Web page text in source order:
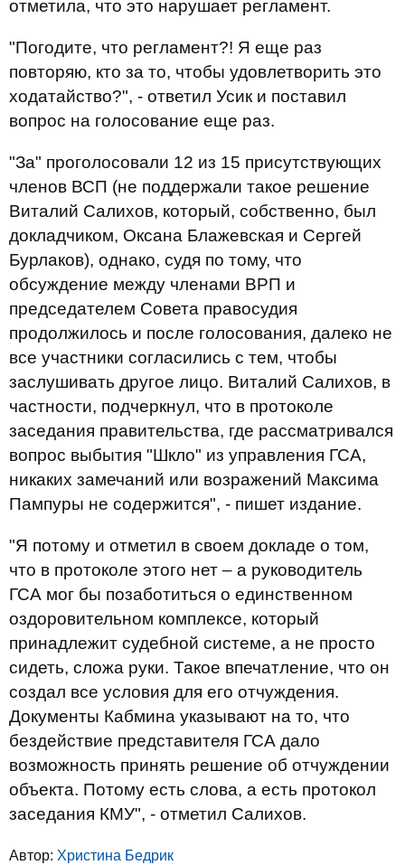
отметила, что это нарушает регламент.
"Погодите, что регламент?! Я еще раз
повторяю, кто за то, чтобы удовлетворить это
ходатайство?", - ответил Усик и поставил
вопрос на голосование еще раз.
"За" проголосовали 12 из 15 присутствующих
членов ВСП (не поддержали такое решение
Виталий Салихов, который, собственно, был
докладчиком, Оксана Блажевская и Сергей
Бурлаков), однако, судя по тому, что
обсуждение между членами ВРП и
председателем Совета правосудия
продолжилось и после голосования, далеко не
все участники согласились с тем, чтобы
заслушивать другое лицо. Виталий Салихов, в
частности, подчеркнул, что в протоколе
заседания правительства, где рассматривался
вопрос выбытия "Шкло" из управления ГСА,
никаких замечаний или возражений Максима
Пампуры не содержится", - пишет издание.
"Я потому и отметил в своем докладе о том,
что в протоколе этого нет – а руководитель
ГСА мог бы позаботиться о единственном
оздоровительном комплексе, который
принадлежит судебной системе, а не просто
сидеть, сложа руки. Такое впечатление, что он
создал все условия для его отчуждения.
Документы Кабмина указывают на то, что
бездействие представителя ГСА дало
возможность принять решение об отчуждении
объекта. Потому есть слова, а есть протокол
заседания КМУ", - отметил Салихов.
Автор: Христина Бедрик